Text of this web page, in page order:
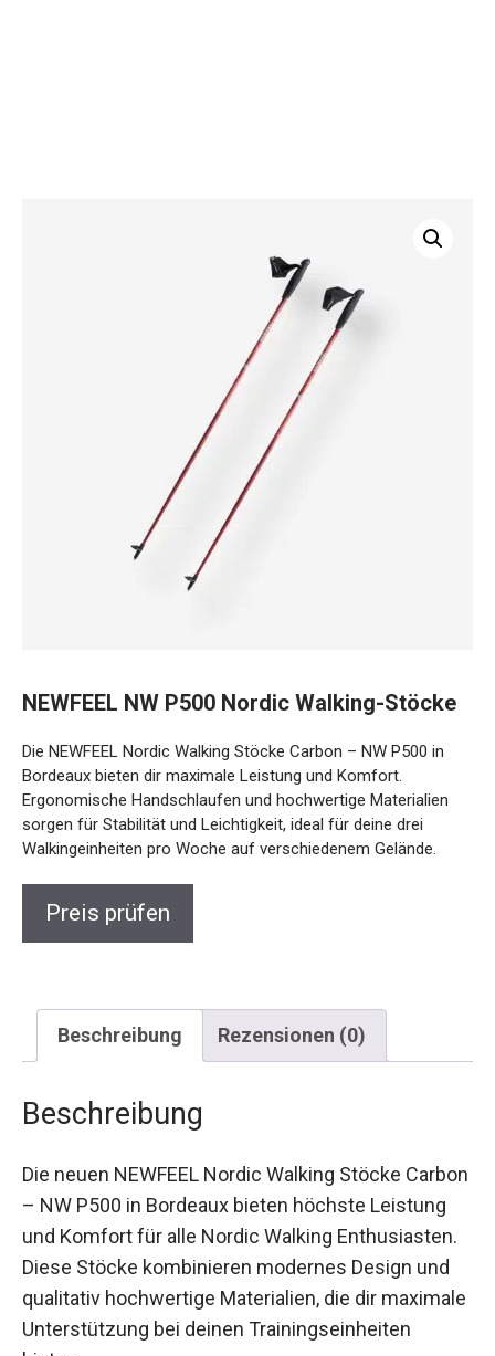
Bordeaux bieten dir maximale Leistung und Komfort.
Ergonomische Handschlaufen und hochwertige Materialien
sorgen für Stabilität und Leichtigkeit, ideal für deine drei
Walkingeinheiten pro Woche auf verschiedenem Gelände.
Beschreibung Rezensionen (0)
Beschreibung
Carbon – NW P500 in Bordeaux bieten höchste
Leistung und Komfort für alle Nordic Walking
Enthusiasten. Diese Stöcke kombinieren
modernes Design und qualitativ hochwertige
Materialien, die dir maximale Unterstützung bei
deinen Trainingseinheiten bieten.